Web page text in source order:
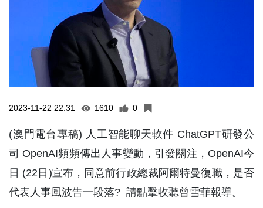
2023-11-22 22:31 1610 0
(澳門電台專稿) 人工智能聊天軟件 ChatGPT研發公
司 OpenAI頻頻傳出人事變動，引發關注，OpenAI今
日 (22日)宣布，同意前行政總裁阿爾特曼復職，是否
代表人事風波告一段落? 請點擊收聽曾雪菲報導。